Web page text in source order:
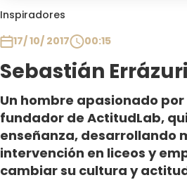
Inspiradores
17/ 10/ 2017
00:15
Sebastián
Un hombre apasionado
fundador de ActitudLab,
enseñanza, desarrollando
intervención en liceos y
cambiar su cultura y
Club De La Comedia
Contigo en Directo
Plan Perfecto
El Tiempo
Sabingo
Todos Los Programas